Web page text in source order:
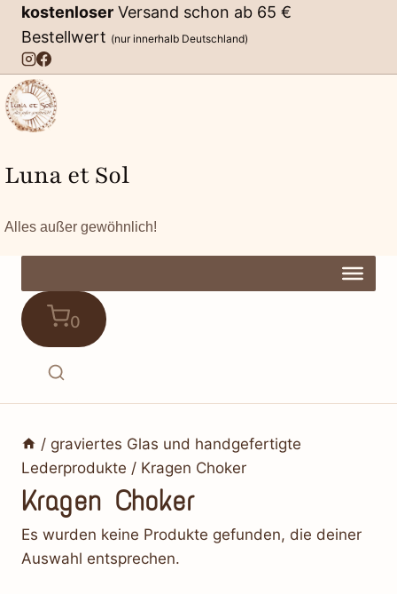
Zum
Inhalt
springen
kostenloser Versand schon ab 65 €
Bestellwert (nur innerhalb Deutschland)
Luna et Sol
Alles außer gewöhnlich!
0
/ graviertes Glas und handgefertigte
Lederprodukte / Kragen Choker
Kragen Choker
Es wurden keine Produkte gefunden, die deiner
Auswahl entsprechen.